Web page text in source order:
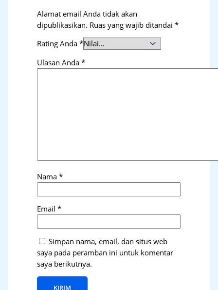
Alamat email Anda tidak akan
dipublikasikan. Ruas yang wajib ditandai*
Rating Anda*
Ulasan Anda*
Nama*
Email*
Simpan nama, email, dan situs web
saya pada peramban ini untuk komentar
saya berikutnya.